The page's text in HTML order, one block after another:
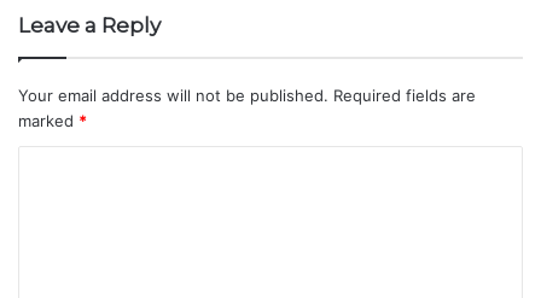
Leave a Reply
Your email address will not be published. Required fields are
marked *